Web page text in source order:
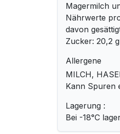
Magermilch
Nährwerte
davon
Zucker: 20,2
Allergene
MILCH,
Kann Spuren
Lagerung :
Bei -18°C